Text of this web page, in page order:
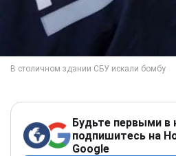
Будьте первыми в
подпишитесь на
Google